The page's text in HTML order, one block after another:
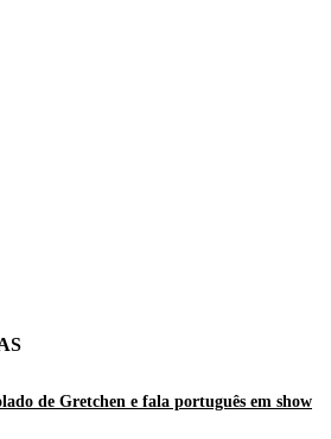
de Gretchen e fala português em show